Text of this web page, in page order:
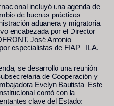
incluyó una agenda de
de buenas prácticas
aduanera y migratoria.
encabezada por el Director
José Antonio
especialistas de FIAP–IILA.
se desarrolló una reunión
de Cooperación y
Evelyn Bautista. Este
contó con la
clave del Estado: